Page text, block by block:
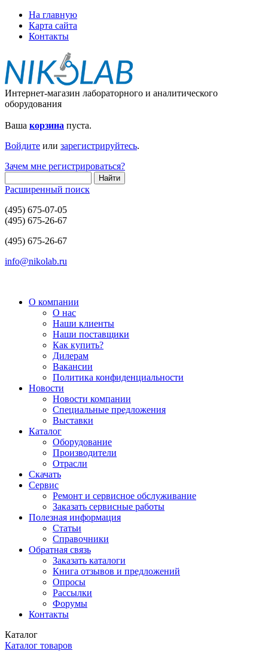
На главную
Карта сайта
Контакты
Интернет-магазин лабораторного и аналитического
оборудования
Ваша корзина пуста.
Войдите или зарегистрируйтесь.
Зачем мне регистрироваться?
Расширенный поиск
(495) 675-07-05
(495) 675-26-67
(495) 675-26-67
info@nikolab.ru
О компании
О нас
Наши клиенты
Наши поставщики
Как купить?
Дилерам
Вакансии
Политика конфиденциальности
Новости
Новости компании
Специальные предложения
Выставки
Каталог
Оборудование
Производители
Отрасли
Скачать
Сервис
Ремонт и сервисное обслуживание
Заказать сервисные работы
Полезная информация
Статьи
Справочники
Обратная связь
Заказать каталоги
Книга отзывов и предложений
Опросы
Рассылки
Форумы
Контакты
Каталог
Каталог товаров